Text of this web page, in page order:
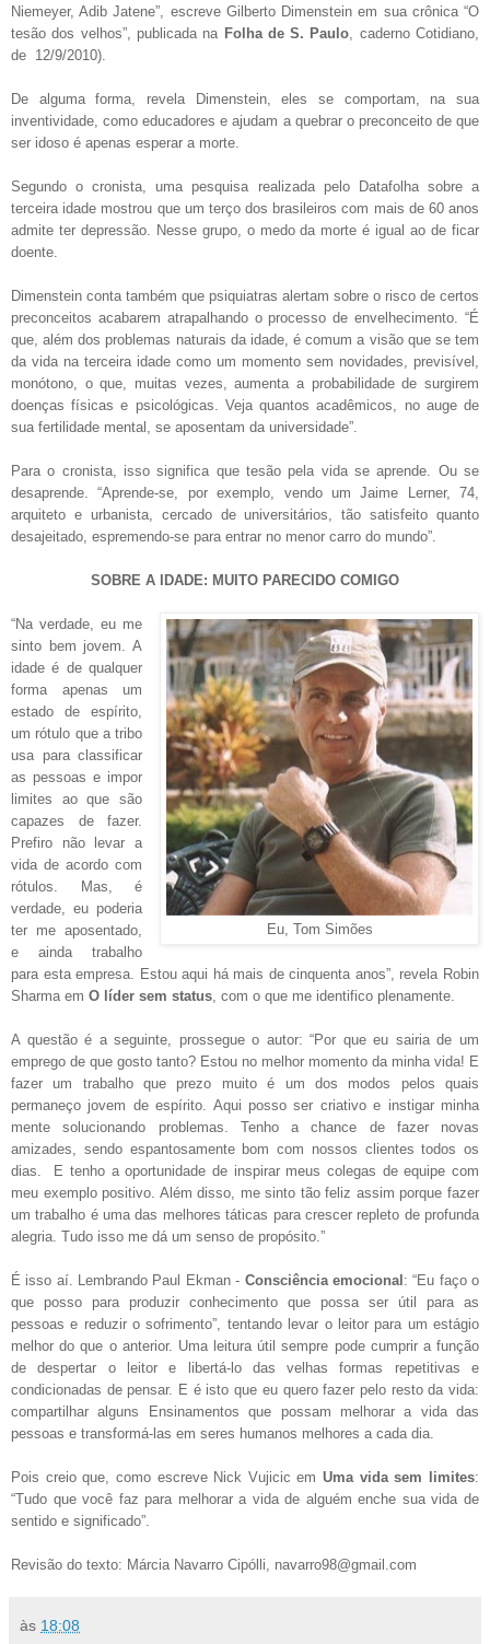
Niemeyer, Adib Jatene”, escreve Gilberto Dimenstein em sua crônica “O
tesão dos velhos”, publicada na Folha de S. Paulo, caderno Cotidiano,
de 12/9/2010).
De alguma forma, revela Dimenstein, eles se comportam, na sua
inventividade, como educadores e ajudam a quebrar o preconceito de que
ser idoso é apenas esperar a morte.
Segundo o cronista, uma pesquisa realizada pelo Datafolha sobre a
terceira idade mostrou que um terço dos brasileiros com mais de 60 anos
admite ter depressão. Nesse grupo, o medo da morte é igual ao de ficar
doente.
Dimenstein conta também que psiquiatras alertam sobre o risco de certos
preconceitos acabarem atrapalhando o processo de envelhecimento. “É
que, além dos problemas naturais da idade, é comum a visão que se tem
da vida na terceira idade como um momento sem novidades, previsível,
monótono, o que, muitas vezes, aumenta a probabilidade de surgirem
doenças físicas e psicológicas. Veja quantos acadêmicos, no auge de
sua fertilidade mental, se aposentam da universidade”.
Para o cronista, isso significa que tesão pela vida se aprende. Ou se
desaprende. “Aprende-se, por exemplo, vendo um Jaime Lerner, 74,
arquiteto e urbanista, cercado de universitários, tão satisfeito quanto
desajeitado, espremendo-se para entrar no menor carro do mundo”.
SOBRE A IDADE: MUITO PARECIDO COMIGO
Eu, Tom Simões
“Na verdade, eu me
sinto bem jovem. A
idade é de qualquer
forma apenas um
estado de espírito,
um rótulo que a tribo
usa para classificar
as pessoas e impor
limites ao que são
capazes de fazer.
Prefiro não levar a
vida de acordo com
rótulos. Mas, é
verdade, eu poderia
ter me aposentado,
e ainda trabalho
para esta empresa. Estou aqui há mais de cinquenta anos”, revela Robin
Sharma em O líder sem status, com o que me identifico plenamente.
A questão é a seguinte, prossegue o autor: “Por que eu sairia de um
emprego de que gosto tanto? Estou no melhor momento da minha vida! E
fazer um trabalho que prezo muito é um dos modos pelos quais
permaneço jovem de espírito. Aqui posso ser criativo e instigar minha
mente solucionando problemas. Tenho a chance de fazer novas
amizades, sendo espantosamente bom com nossos clientes todos os
dias. E tenho a oportunidade de inspirar meus colegas de equipe com
meu exemplo positivo. Além disso, me sinto tão feliz assim porque fazer
um trabalho é uma das melhores táticas para crescer repleto de profunda
alegria. Tudo isso me dá um senso de propósito.”
É isso aí. Lembrando Paul Ekman - Consciência emocional : “Eu faço o
que posso para produzir conhecimento que possa ser útil para as
pessoas e reduzir o sofrimento”, tentando levar o leitor para um estágio
melhor do que o anterior. Uma leitura útil sempre pode cumprir a função
de despertar o leitor e libertá-lo das velhas formas repetitivas e
condicionadas de pensar. E é isto que eu quero fazer pelo resto da vida:
compartilhar alguns Ensinamentos que possam melhorar a vida das
pessoas e transformá-las em seres humanos melhores a cada dia.
Pois creio que, como escreve Nick Vujicic emUma vida sem limites:
“Tudo que você faz para melhorar a vida de alguém enche sua vida de
sentido e significado”.
Revisão do texto: Márcia Navarro Cipólli, navarro98@gmail.com
às 18:08